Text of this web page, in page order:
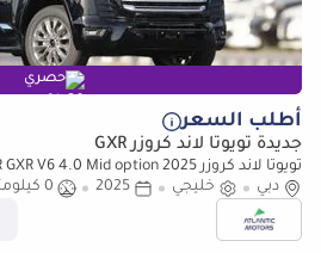
حصري
أطلب السعر
جديدة تويوتا لاند كروزر GXR
تويوتا لاند كروزر GXR LAND CRUISER GXR V6 4.0 Mid option 2025
دبي
خليجي 2025
0 كيلومتر